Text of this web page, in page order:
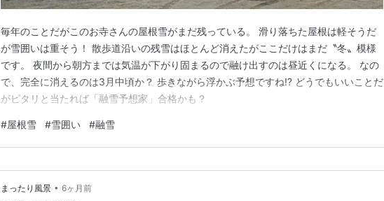
毎年のことだがこのお寺さんの屋根雪がまだ残っている。 滑り落ちた屋根は軽そうだ
が雪囲いは重そう！ 散歩道沿いの残雪はほとんど消えたがここだけはまだ〝冬〟模様
です。 夜間から朝方までは気温が下がり固まるので融け出すのは昼近くになる。 なの
で、完全に消えるのは3月中頃か？ 歩きながら浮かぶ予想ですね⁉ どうでもいいことだ
がピタリと当たれば「融雪予想家」合格かも？
#屋根雪 #雪囲い #融雪
まったり風景 • 6ヶ月前